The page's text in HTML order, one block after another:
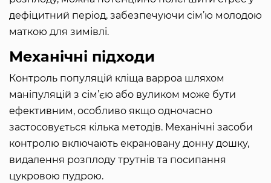
дефіцитний період, забезпечуючи сім’ю молодою
маткою для зимівлі.
Механічні підходи
Контроль популяцій кліща варроа шляхом
маніпуляцій з сім’єю або вуликом може бути
ефективним, особливо якщо одночасно
застосовується кілька методів. Механічні засоби
контролю включають екрановану донну дошку,
видалення розплоду трутнів та посипання
цукровою пудрою.